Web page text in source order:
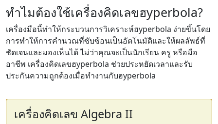
ทำไมต้องใช้เครื่องคิดเลขฮyperbola?
เครื่องมือนี้ทำให้กระบวนการวิเคราะห์ฮyperbola ง่ายขึ้นโดย
การทำให้การคำนวณที่ซับซ้อนเป็นอัตโนมัติและให้ผลลัพธ์ที่
ชัดเจนและมองเห็นได้ ไม่ว่าคุณจะเป็นนักเรียน ครู หรือมือ
อาชีพ เครื่องคิดเลขฮyperbola ช่วยประหยัดเวลาและรับ
ประกันความถูกต้องเมื่อทำงานกับฮyperbola
เครื่องคิดเลข Algebra II